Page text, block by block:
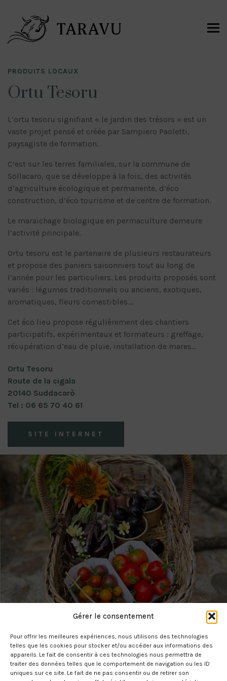
Gérer le consentement
Pour offrir les meilleures expériences, nous utilisons des technologies
telles que les cookies pour stocker et/ou accéder aux informations des
appareils. Le fait de consentir à ces technologies nous permettra de
traiter des données telles que le comportement de navigation ou les ID
uniques sur ce site. Le fait de ne pas consentir ou de retirer son
PRODUITS LOCAUX
Ortu Tesoru
L’ortu tesoru signifiant « le jardin des trésors » est un
vaste projet pensé et créée par Sampiero Paoletti,
paysagiste de formation.
C’est sur les terres familiales, sur la commune de
Sollacaro, que se développe à la fois, des activités
d’agriculture écologique et permanente, d’éco
construction, d’éco tourisme et de centre de formation.
Le maraichage biologique en permaculture demeure
l’activité principale.
Ortu tesoru est le partenaire de plusieurs restaurateurs
et propose des paniers saisonniers tout au long de
l’année pour les particuliers. Les produits proposés sont
variés : légumes traditionnels ou anciens, exotiques,
aromatiques, fleurs comestibles….
Cet éco lieu propose régulièrement des chantiers
participatifs, expérimentaux et formateurs : greffage,
récupération d’eau de pluie, installation de mares…
Ortu Tesoru
Route de la cigala
20140 Suddacarò
Tel : 06 65 70 40 61
SITE INTERNET